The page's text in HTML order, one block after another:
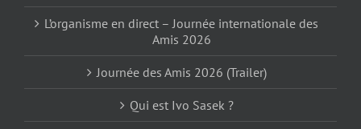
L’organisme en direct – Journée internationale des
Amis 2026
Journée des Amis 2026 (Trailer)
Qui est Ivo Sasek ?